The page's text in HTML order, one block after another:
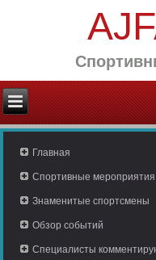
Главная
Спортивные мероприятия
Знаменитые спортсмены
Обзор событий
Специалисты